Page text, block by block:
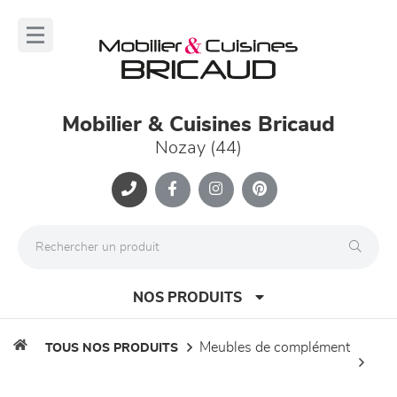
Mobilier & Cuisines Bricaud
Nozay (44)
NOS PRODUITS
TOUS NOS PRODUITS meubles de complément